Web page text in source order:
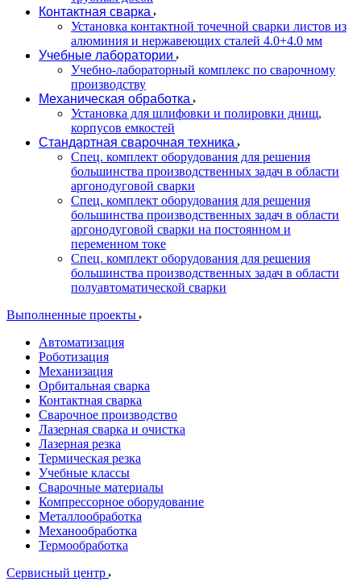
Контактная сварка
Установка контактной точечной сварки листов из
алюминия и нержавеющих сталей 4.0+4.0 мм
Учебные лаборатории
Учебно-лабораторный комплекс по сварочному
производству
Механическая обработка
Установка для шлифовки и полировки днищ,
корпусов емкостей
Стандартная сварочная техника
Спец. комплект оборудования для решения
большинства производственных задач в области
аргонодуговой сварки
Спец. комплект оборудования для решения
большинства производственных задач в области
аргонодуговой сварки на постоянном и
переменном токе
Спец. комплект оборудования для решения
большинства производственных задач в области
полуавтоматической сварки
Выполненные проекты
Автоматизация
Роботизация
Механизация
Орбитальная сварка
Контактная сварка
Сварочное производство
Лазерная сварка и очистка
Лазерная резка
Термическая резка
Учебные классы
Сварочные материалы
Компрессорное оборудование
Металлообработка
Механообработка
Термообработка
Сервисный центр